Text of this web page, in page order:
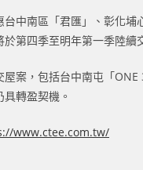
台中南區「君匯」、彰化
於第四季至明年第一季陸
屋案，包括台中南屯「
轉盈契機。
www.ctee.com.tw/